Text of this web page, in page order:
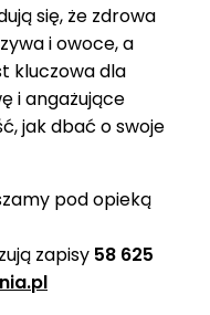
się, że zdrowa
i owoce, a
kluczowa dla
i angażujące
jak dbać o swoje
pod opieką
zapisy 58 625